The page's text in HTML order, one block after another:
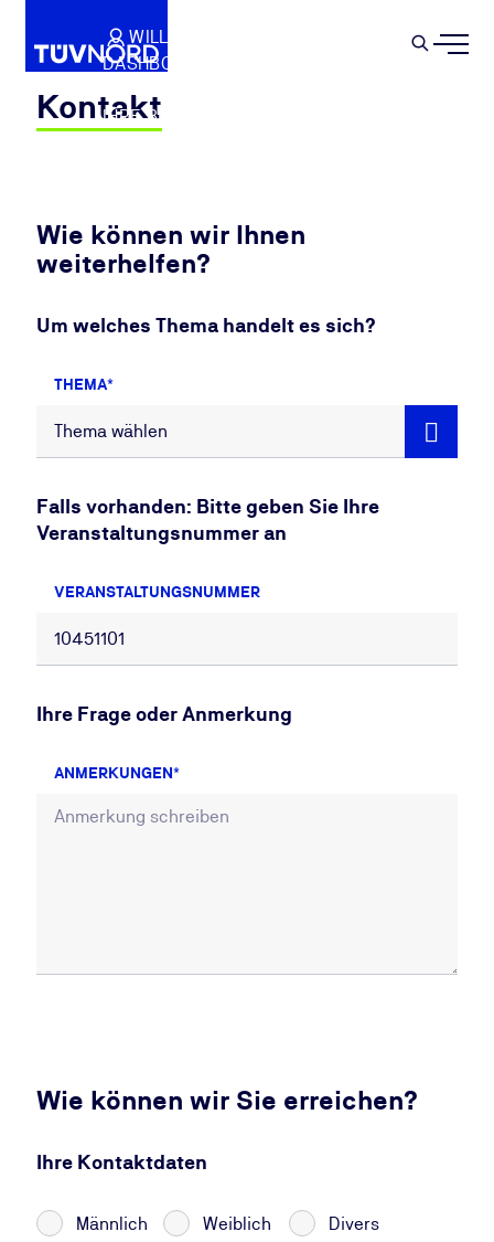
Springe zum Hauptinhalt
WILLKOMMEN
DASHBOARD
IHR PROFIL
IHRE BUCHUNGEN
Kontakt
Wie können wir Ihnen
weiterhelfen?
Um welches Thema handelt es sich?
THEMA
Falls vorhanden: Bitte geben Sie Ihre
Veranstaltungsnummer an
VERANSTALTUNGSNUMMER
Ihre Frage oder Anmerkung
ANMERKUNGEN
Wie können wir Sie erreichen?
Ihre Kontaktdaten
Männlich Weiblich Divers